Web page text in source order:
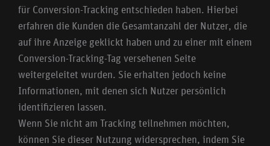
für Conversion-Tracking entschieden haben. Hierbei
erfahren die Kunden die Gesamtanzahl der Nutzer, die
auf ihre Anzeige geklickt haben und zu einer mit einem
Conversion-Tracking-Tag versehenen Seite
weitergeleitet wurden. Sie erhalten jedoch keine
Informationen, mit denen sich Nutzer persönlich
identifizieren lassen.
Wenn Sie nicht am Tracking teilnehmen möchten,
können Sie dieser Nutzung widersprechen, indem Sie